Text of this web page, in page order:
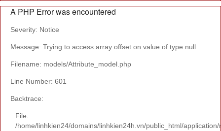
A PHP Error was encountered
Severity: Notice
Message: Trying to access array offset on value of type null
Filename: models/Attribute_model.php
Line Number: 601
Backtrace:
File:
/home/linhkien24/domains/linhkien24h.vn/public_html/